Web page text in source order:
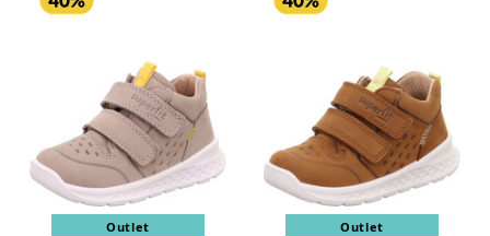
Outlet Outlet